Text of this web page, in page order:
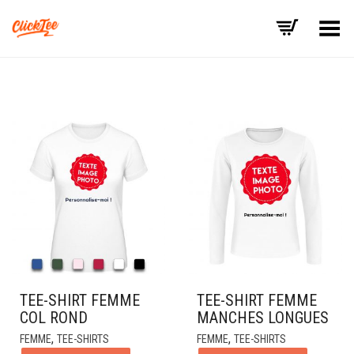
Basculer le menu
TEE-SHIRT FEMME
COL ROND
FEMME, TEE-SHIRTS
TEE-SHIRT FEMME
MANCHES LONGUES
FEMME, TEE-SHIRTS